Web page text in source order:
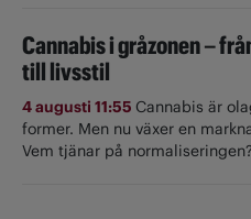
Cannabis i gråzonen –
till livsstil
4 augusti 11:55 Cannabis är
former. Men nu växer en
Vem tjänar på normaliseringen?